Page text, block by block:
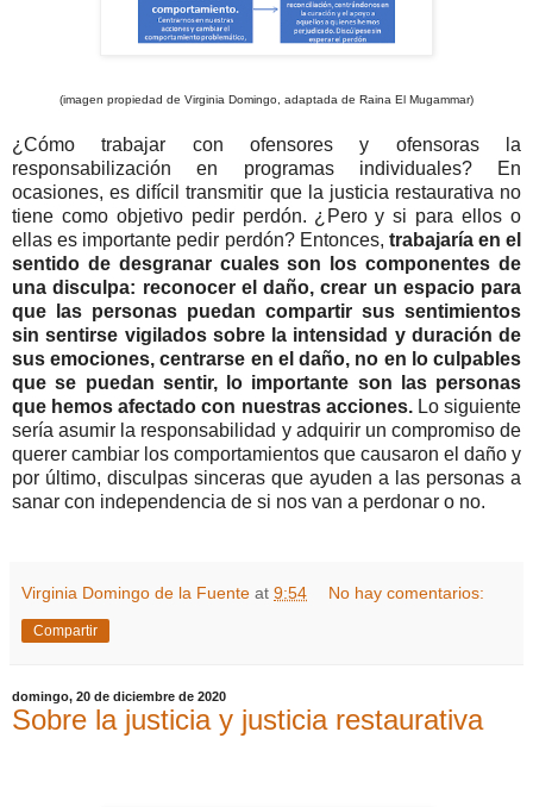
(imagen propiedad de Virginia Domingo, adaptada de Raina El Mugammar)
¿Cómo trabajar con ofensores y ofensoras la
responsabilización en programas individuales? En
ocasiones, es difícil transmitir que la justicia restaurativa no
tiene como objetivo pedir perdón. ¿Pero y si para ellos o
ellas es importante pedir perdón? Entonces, trabajaría en el
sentido de desgranar cuales son los componentes de
una disculpa: reconocer el daño, crear un espacio para
que las personas puedan compartir sus sentimientos
sin sentirse vigilados sobre la intensidad y duración de
sus emociones, centrarse en el daño, no en lo culpables
que se puedan sentir, lo importante son las personas
que hemos afectado con nuestras acciones.Lo siguiente
sería asumir la responsabilidad y adquirir un compromiso de
querer cambiar los comportamientos que causaron el daño y
por último, disculpas sinceras que ayuden a las personas a
sanar con independencia de si nos van a perdonar o no.
Virginia Domingo de la Fuente at 9:54 No hay comentarios:
Compartir
domingo, 20 de diciembre de 2020
Sobre la justicia y justicia restaurativa